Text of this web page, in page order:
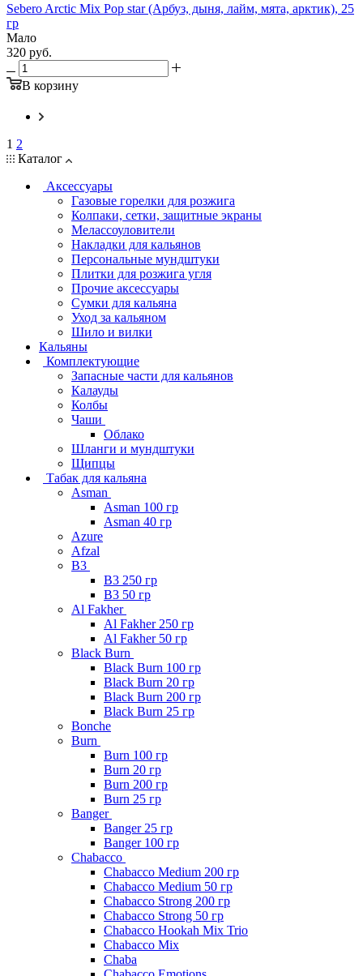
Sebero Arctic Mix Pop star (Арбуз, дыня, лайм, мята, арктик), 25
гр
Мало
320 руб.
В корзину
1 2
Каталог
Аксессуары
Газовые горелки для розжига
Колпаки, сетки, защитные экраны
Мелассоуловители
Накладки для кальянов
Персональные мундштуки
Плитки для розжига угля
Прочие аксессуары
Сумки для кальяна
Уход за кальяном
Шило и вилки
Кальяны
Комплектующие
Запасные части для кальянов
Калауды
Колбы
Чаши
Облако
Шланги и мундштуки
Щипцы
Табак для кальяна
Asman
Asman 100 гр
Asman 40 гр
Azure
Afzal
B3
B3 250 гр
B3 50 гр
Al Fakher
Al Fakher 250 гр
Al Fakher 50 гр
Black Burn
Black Burn 100 гр
Black Burn 20 гр
Black Burn 200 гр
Black Burn 25 гр
Bonche
Burn
Burn 100 гр
Burn 20 гр
Burn 200 гр
Burn 25 гр
Banger
Banger 25 гр
Banger 100 гр
Chabacco
Chabacco Medium 200 гр
Chabacco Medium 50 гр
Chabacco Strong 200 гр
Chabacco Strong 50 гр
Chabacco Hookah Mix Trio
Chabacco Mix
Chaba